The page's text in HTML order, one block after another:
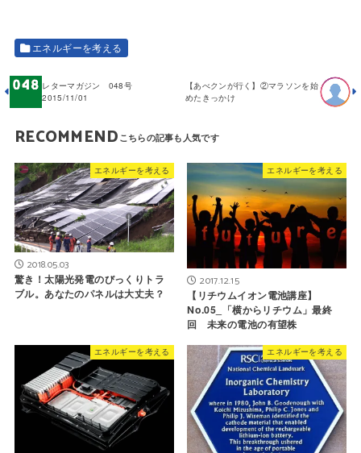
エネルギーを考える
【あべクンが行く】②マラソンを始
めたきっかけ
レターマガジン 048号
2015/11/01
RECOMMEND
エネルギーを考える
2018.05.03
驚き！太陽光発電のびっくりトラ
ブル。あなたのパネルは大丈夫？
エネルギーを考える
2017.12.15
【リチウムイオン電池講座】
No.05_「横からリチウム」最終
回 未来の電池の有望株
エネルギーを考える エネルギーを考える